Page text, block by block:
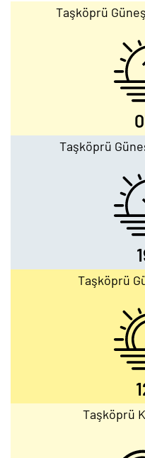
Taşköprü
Taşköprü
Taşköprü
Taşköprü